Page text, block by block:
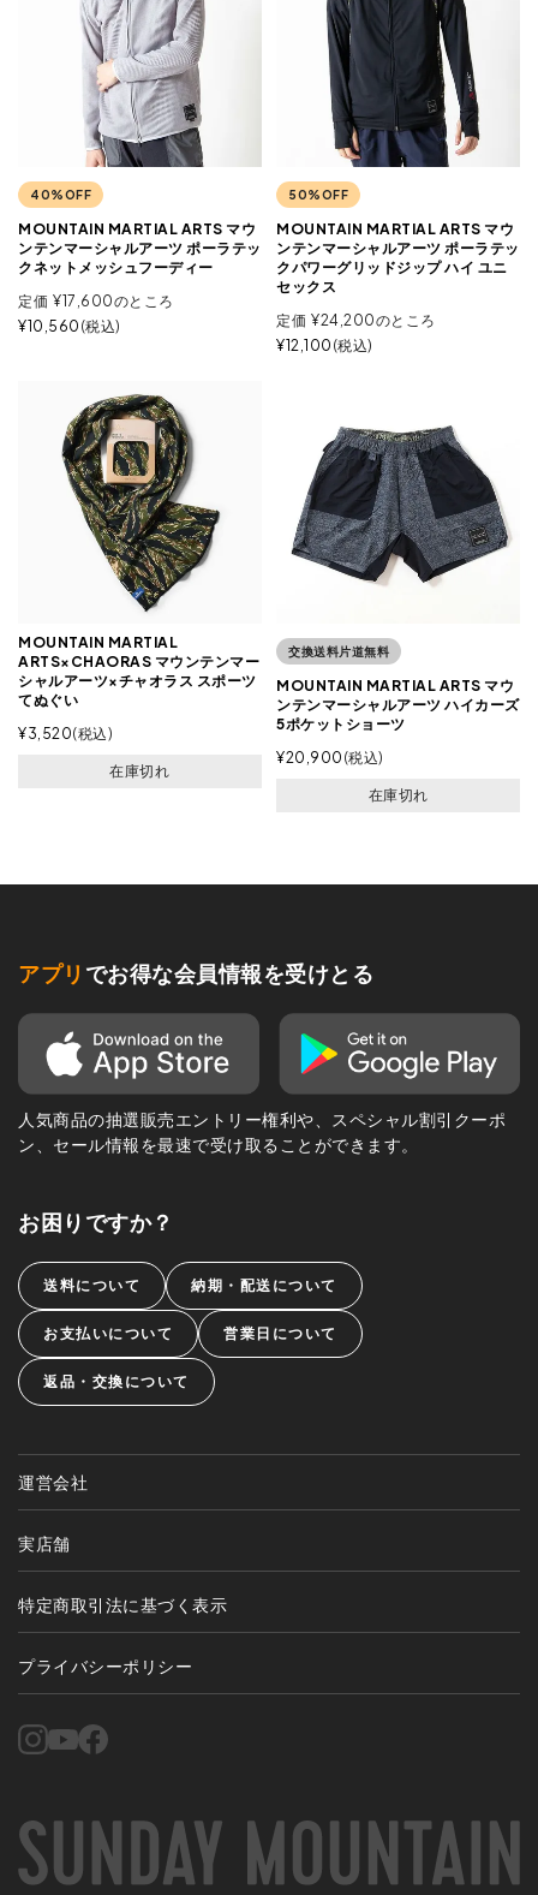
40%OFF
MOUNTAIN MARTIAL ARTS マウ
ンテンマーシャルアーツ ポーラテッ
クネットメッシュフーディー
定価 ¥17,600のところ
¥10,560 税込
50%OFF
MOUNTAIN MARTIAL ARTS マウ
ンテンマーシャルアーツ ポーラテッ
クパワーグリッドジップ ハイ ユニ
セックス
定価 ¥24,200のところ
¥12,100 税込
MOUNTAIN MARTIAL
ARTS×CHAORAS マウンテンマー
シャルアーツ×チャオラス スポーツ
てぬぐい
¥3,520 税込
在庫切れ
交換送料片道無料
MOUNTAIN MARTIAL ARTS マウ
ンテンマーシャルアーツ ハイカーズ
5ポケットショーツ
¥20,900 税込
在庫切れ
アプリ でお得な会員情報を受けとる
人気商品の抽選販売エントリー権利や、スペシャル割引クーポ
ン、セール情報を最速で受け取ることができます。
お困りですか？
送料について 納期・配送について
お支払いについて 営業日について
返品・交換について
運営会社
実店舗
特定商取引法に基づく表示
プライバシーポリシー